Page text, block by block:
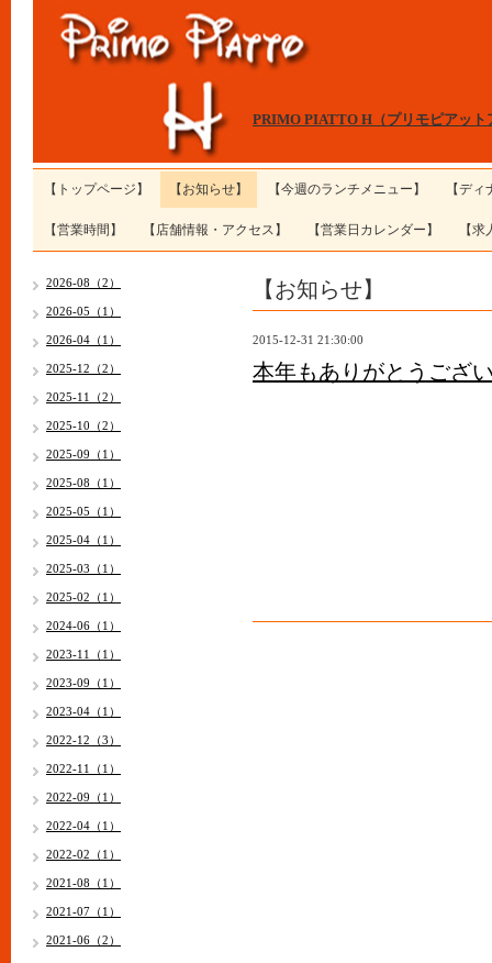
PRIMO PIATTO H（プリモピアット
【トップページ】 【お知らせ】 【今週のランチメニュー】 【デ
【営業時間】 【店舗情報・アクセス】 【営業日カレンダー】 【
【お知らせ】
2015-12-31 21:30:00
本年もありがとうござ
2026-08（2）
2026-05（1）
2026-04（1）
2025-12（2）
2025-11（2）
2025-10（2）
2025-09（1）
2025-08（1）
2025-05（1）
2025-04（1）
2025-03（1）
2025-02（1）
2024-06（1）
2023-11（1）
2023-09（1）
2023-04（1）
2022-12（3）
2022-11（1）
2022-09（1）
2022-04（1）
2022-02（1）
2021-08（1）
2021-07（1）
2021-06（2）